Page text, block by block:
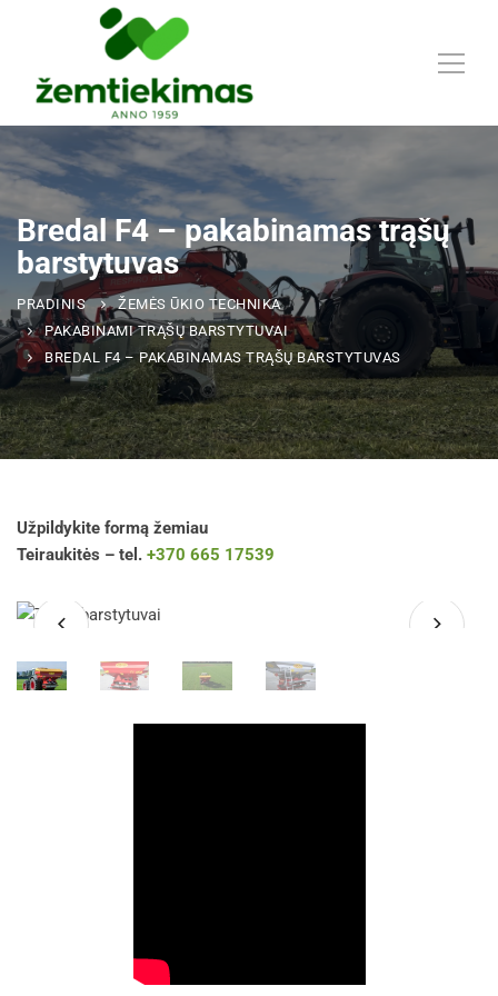
Bredal F4 – pakabinamas trąšų
barstytuvas
PRADINIS
ŽEMĖS ŪKIO TECHNIKA
PAKABINAMI TRĄŠŲ BARSTYTUVAI
BREDAL F4 – PAKABINAMAS TRĄŠŲ BARSTYTUVAS
Užpildykite formą žemiau
Teiraukitės – tel. +370 665 17539